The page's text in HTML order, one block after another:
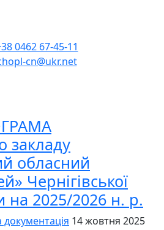
0462 67-45-11
cn@ukr.net
закладу
обласний
Чернігівської
на 2025/2026 н. р.
14 жовтня 2025